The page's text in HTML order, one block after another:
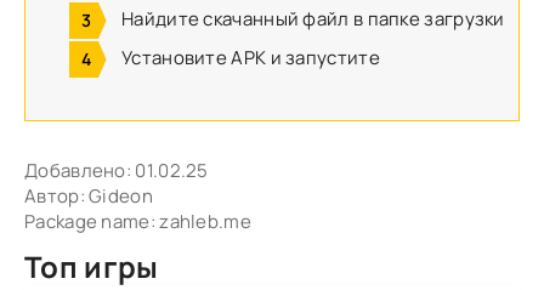
Найдите скачанный файл в папке загрузки
Установите APK и запустите
Добавлено: 01.02.25
Автор:Gideon
Package name: zahleb.me
Топ игры